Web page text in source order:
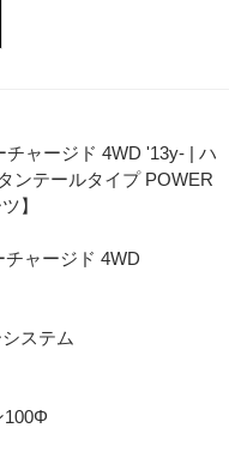
ャージド 4WD '13y- | ハ
ンテールタイプ POWER
】
ャージド 4WD
ステム
100Φ